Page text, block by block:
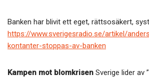
Banken har blivit ett eget, rättsosäkert,
https://www.sverigesradio.se/artikel/
kontanter-stoppas-av-banken
Kampen mot blomkrisen Sverige lider av